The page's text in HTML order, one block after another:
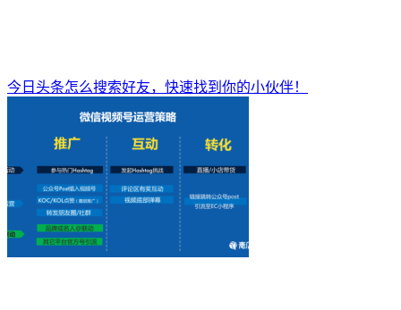
今日头条怎么搜索好友，快速找到你的小伙伴！